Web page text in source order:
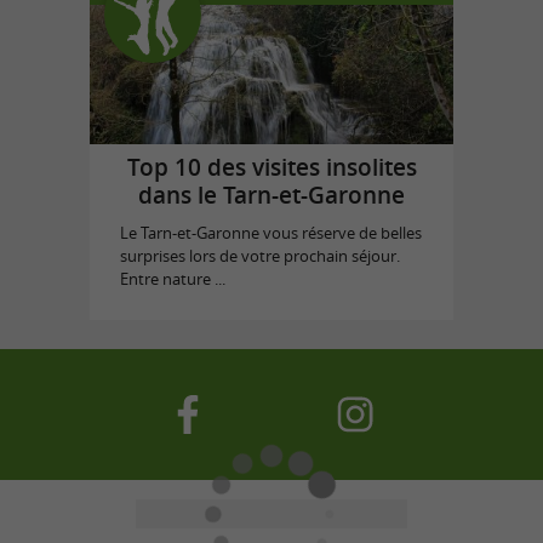
Top 10 des visites insolites
dans le Tarn-et-Garonne
Le Tarn-et-Garonne vous réserve de belles
surprises lors de votre prochain séjour.
Entre nature ...